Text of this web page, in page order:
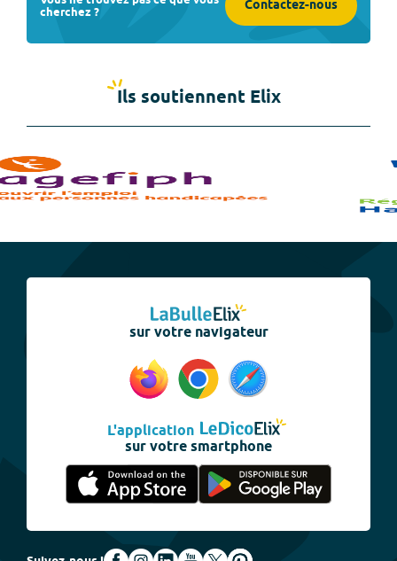
cherchez ? Contactez-nous
Ils soutiennent Elix
sur votre navigateur
L'application
sur votre smartphone